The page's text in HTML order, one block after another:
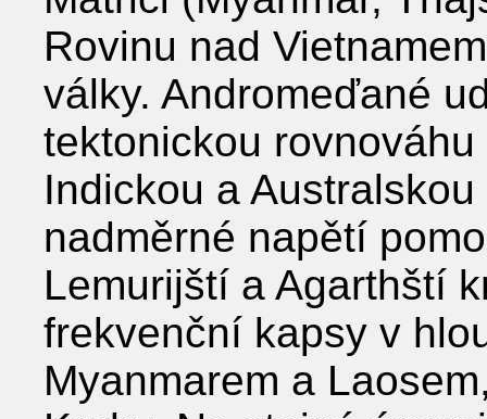
Rovinu nad
války. Andromeďané
tektonickou
Indickou a
nadměrné napětí
Lemurijští a Agarthští
frekvenční kapsy v
Myanmarem a